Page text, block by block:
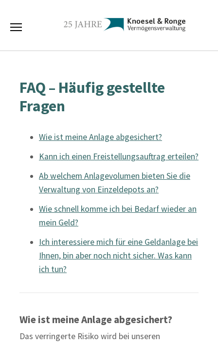
FAQ – Häufig gestellte
Fragen
Wie ist meine Anlage abgesichert?
Kann ich einen Freistellungsauftrag erteilen?
Ab welchem Anlagevolumen bieten Sie die
Verwaltung von Einzeldepots an?
Wie schnell komme ich bei Bedarf wieder an
mein Geld?
Ich interessiere mich für eine Geldanlage bei
Ihnen, bin aber noch nicht sicher. Was kann
ich tun?
Wie ist meine Anlage abgesichert?
Das verringerte Risiko wird bei unseren